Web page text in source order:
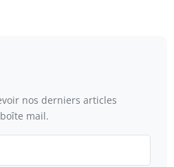
nos derniers articles
mail.